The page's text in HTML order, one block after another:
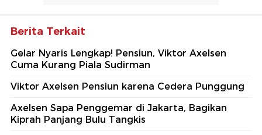
Berita Terkait
Gelar Nyaris Lengkap! Pensiun, Viktor Axelsen
Cuma Kurang Piala Sudirman
Viktor Axelsen Pensiun karena Cedera Punggung
Axelsen Sapa Penggemar di Jakarta, Bagikan
Kiprah Panjang Bulu Tangkis